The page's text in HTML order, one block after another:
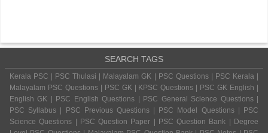
SEARCH TAGS
Kerala PSC | PSC Thulasi | Malayalam GK | PSC Questions | PSC Kerala |
Malayalam PSC Questions | PSC GK | KPSC Questions | PSC GK English |
English GK | PSC English Questions | PSC General Science Questions |
PSC Syllabus | PSC Previous Questions | PSC Model Questions | PSC
Science Questions | PSC Question Paper | PSC Question Bank | Degree